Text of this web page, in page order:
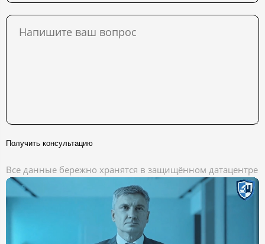
Получить консультацию
Все данные бережно хранятся в защищённом датацентре